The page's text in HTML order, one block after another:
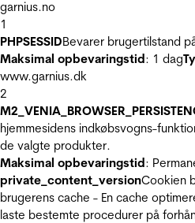
garnius.no
1
PHPSESSIDBevarer brugertilstand
Maksimal opbevaringstid: 1 dag
www.garnius.dk
2
hjemmesidens indkøbsvogns-
de valgte produkter.
Maksimal opbevaringstid:
private_content_versionCookien
brugerens cache - En cache
laste bestemte procedurer på